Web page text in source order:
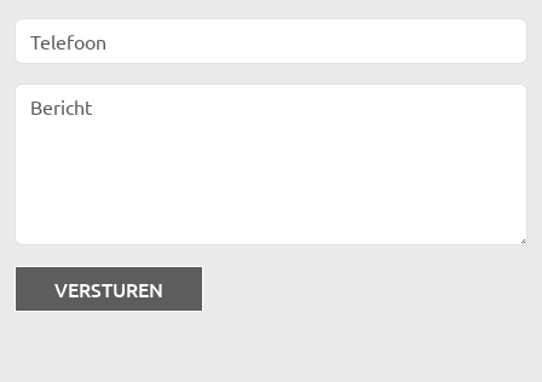
Telefoon
Bericht